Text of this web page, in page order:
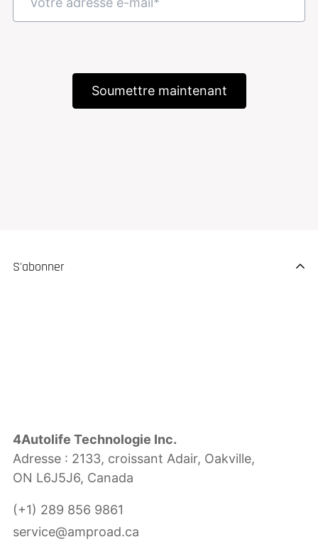
4Autolife Technologie Inc.
Adresse : 2133, croissant Adair, Oakville,
ON L6J5J6, Canada
(+1) 289 856 9861
service@amproad.ca
S'abonner